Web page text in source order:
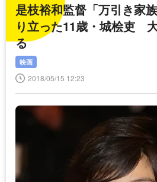
是枝裕和監督「万引き家
り立った11歳・城桧吏
る
映画
2018/05/15 12:23